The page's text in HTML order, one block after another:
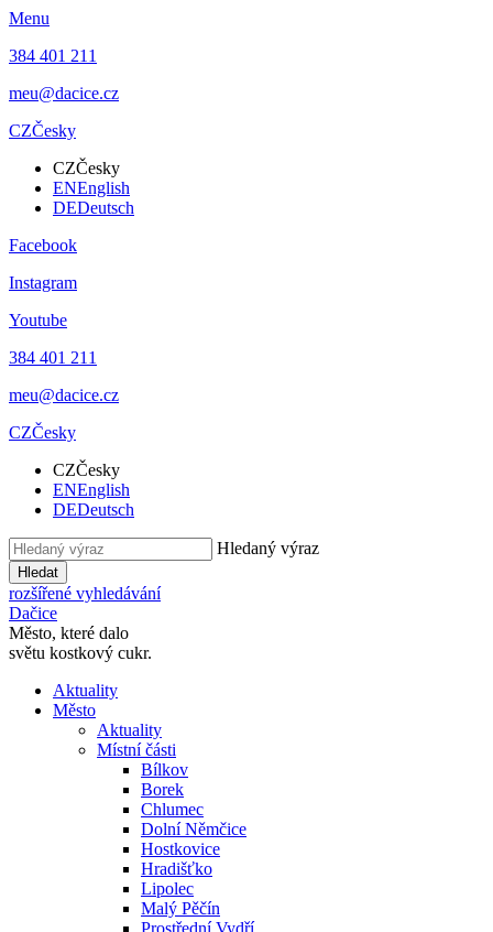
Menu
384 401 211
meu@dacice.cz
CZČesky
CZČesky
ENEnglish
DEDeutsch
Facebook
Instagram
Youtube
384 401 211
meu@dacice.cz
CZČesky
CZČesky
ENEnglish
DEDeutsch
Hledaný výraz
Hledat
rozšířené vyhledávání
Dačice
Město, které dalo
světu kostkový cukr.
Aktuality
Město
Aktuality
Místní části
Bílkov
Borek
Chlumec
Dolní Němčice
Hostkovice
Hradišťko
Lipolec
Malý Pěčín
Prostřední Vydří